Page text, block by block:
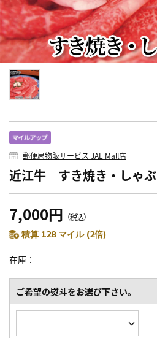
郵便局物販サービス JAL Mall店
近江牛 すき焼き・しゃ
7,000円 （税込）
積算 128 マイル (2倍)
在庫
ご希望の熨斗をお選び下さい。